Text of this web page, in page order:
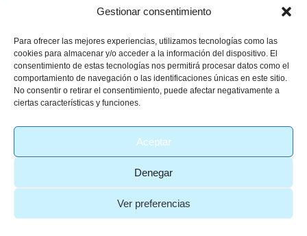
Gestionar consentimiento
Para ofrecer las mejores experiencias, utilizamos tecnologías como las
cookies para almacenar y/o acceder a la información del dispositivo. El
consentimiento de estas tecnologías nos permitirá procesar datos como el
comportamiento de navegación o las identificaciones únicas en este sitio.
No consentir o retirar el consentimiento, puede afectar negativamente a
ciertas características y funciones.
Aceptar
Denegar
Ver preferencias
Aviso Legal
Política de Cookies
Política de Privacidad
Epidermos
C/ Sant Gervasi de
Cassoles, 36-38
Barcelona, Spain
+34 932124299